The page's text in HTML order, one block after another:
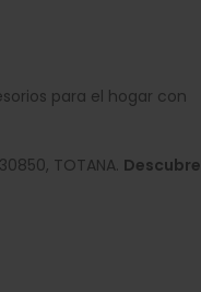
para el hogar con
30850, TOTANA. Descubre